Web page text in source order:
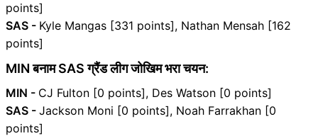
points]
SAS - Kyle Mangas [331 points], Nathan Mensah [162
points]
MIN बनाम SAS ग्रैंड लीग जोखिम भरा चयन:
MIN - CJ Fulton [0 points], Des Watson [0 points]
SAS - Jackson Moni [0 points], Noah Farrakhan [0
points]